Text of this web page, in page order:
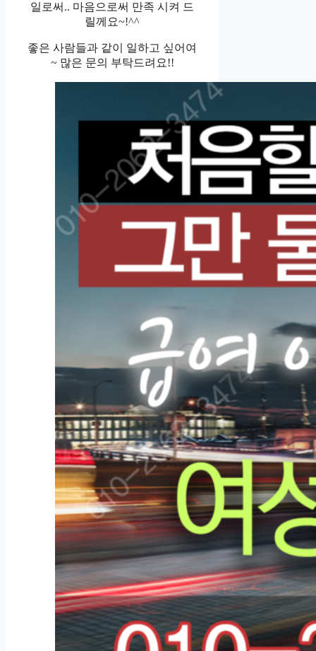
일로써.. 마음으로써 만족 시켜 드
릴께요~!^^
좋은 사람들과 같이 일하고 싶어여
~ 많은 문의 부탁드려요!!